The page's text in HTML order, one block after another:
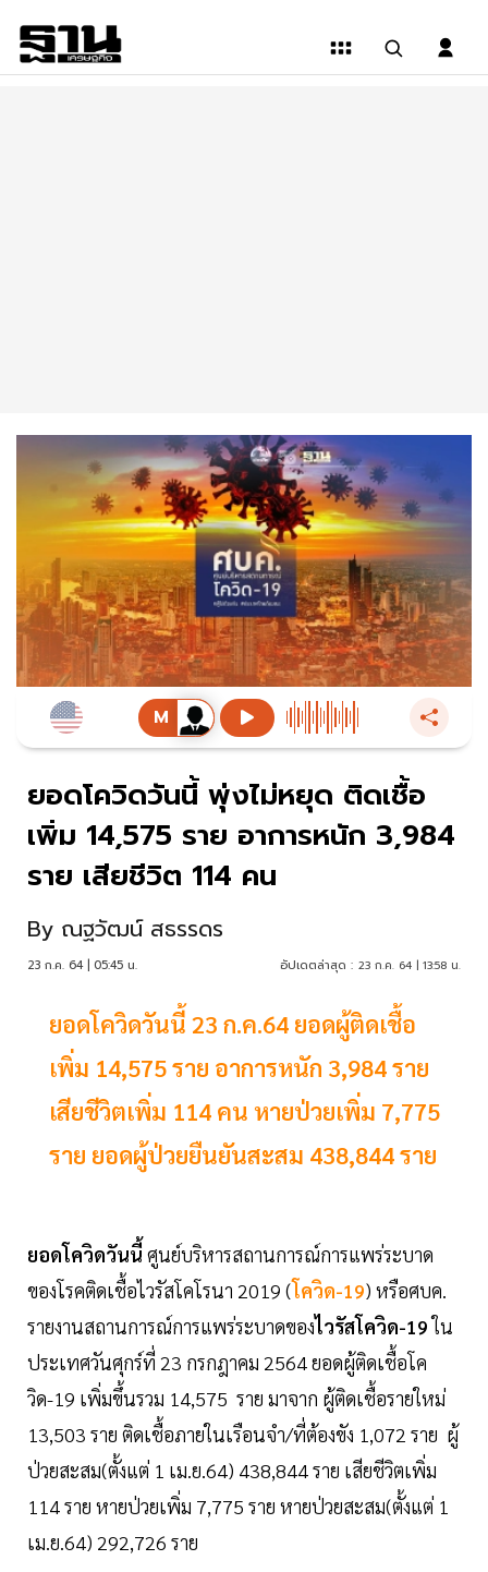
ยอดโควิดวันนี้ พุ่งไม่หยุด ติดเชื้อ
เพิ่ม 14,575 ราย อาการหนัก 3,984
ราย เสียชีวิต 114 คน
By ณฐวัฒน์ สธรรดร
23 ก.ค. 64 | 05:45 น. อัปเดตล่าสุด : 23 ก.ค. 64 | 13:58 น.
ยอดโควิดวันนี้ 23 ก.ค.64 ยอดผู้ติดเชื้อ
เพิ่ม 14,575 ราย อาการหนัก 3,984 ราย
เสียชีวิตเพิ่ม 114 คน หายป่วยเพิ่ม 7,775
ราย ยอดผู้ป่วยยืนยันสะสม 438,844 ราย
ยอดโควิดวันนี้ ศูนย์บริหารสถานการณ์การแพร่ระบาด
ของโรคติดเชื้อไวรัสโคโรนา 2019 (โควิด-19) หรือศบค.
รายงานสถานการณ์การแพร่ระบาดของไวรัสโควิด-19ใน
ประเทศวันศุกร์ที่ 23 กรกฎาคม 2564 ยอดผู้ติดเชื้อโค
วิด-19 เพิ่มขึ้นรวม 14,575 ราย มาจาก ผู้ติดเชื้อรายใหม่
13,503 ราย ติดเชื้อภายในเรือนจำ/ที่ต้องขัง 1,072 ราย ผู้
ป่วยสะสม(ตั้งแต่ 1 เม.ย.64) 438,844 ราย เสียชีวิตเพิ่ม
114 ราย หายป่วยเพิ่ม 7,775 ราย หายป่วยสะสม(ตั้งแต่ 1
เม.ย.64) 292,726 ราย